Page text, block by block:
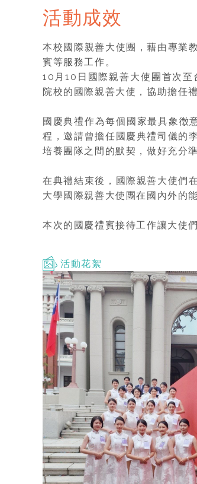
活動成效
本校國際親善大使團，藉由專業
賓等服務工作。
10月10日國際親善大使團首次
院校的國際親善大使，協助擔任
國慶典禮作為每個國家最具象徵
程，邀請曾擔任國慶典禮司儀的
培養團隊之間的默契，做好充分
在典禮結束後，國際親善大使們
大學國際親善大使團在國內外的能
本次的國慶禮賓接待工作讓大使
活動花絮